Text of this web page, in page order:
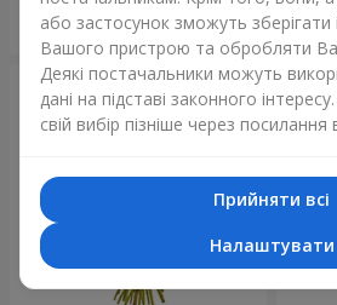
Замовити
або застосунок зможуть зберігати
Вашого пристрою та обробляти
Деякі постачальники можуть
дані на підставі законного
свій вибір пізніше через посилання
Прийняти всі
Налаштувати